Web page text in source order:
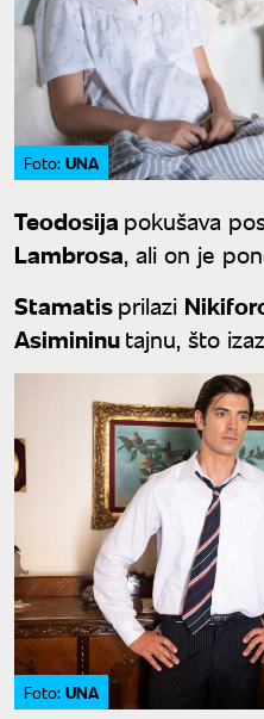
Foto: UNA
Teodosija pokušava
Lambrosa, ali on je
Stamatisprilazi
Asimininutajnu, što
Foto: UNA